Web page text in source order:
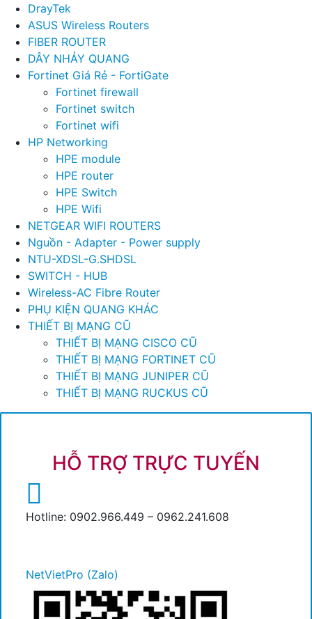
DrayTek
ASUS Wireless Routers
FIBER ROUTER
DÂY NHẢY QUANG
Fortinet Giá Rẻ - FortiGate
Fortinet firewall
Fortinet switch
Fortinet wifi
HP Networking
HPE module
HPE router
HPE Switch
HPE Wifi
NETGEAR WIFI ROUTERS
Nguồn - Adapter - Power supply
NTU-XDSL-G.SHDSL
SWITCH - HUB
Wireless-AC Fibre Router
PHỤ KIỆN QUANG KHÁC
THIẾT BỊ MẠNG CŨ
THIẾT BỊ MẠNG CISCO CŨ
THIẾT BỊ MẠNG FORTINET CŨ
THIẾT BỊ MẠNG JUNIPER CŨ
THIẾT BỊ MẠNG RUCKUS CŨ
HỖ TRỢ TRỰC TUYẾN
Hotline: 0902.966.449 – 0962.241.608
NetVietPro (Zalo)